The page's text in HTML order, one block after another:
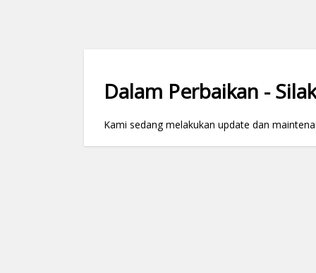
Dalam Perbaikan -
Kami sedang melakukan update dan